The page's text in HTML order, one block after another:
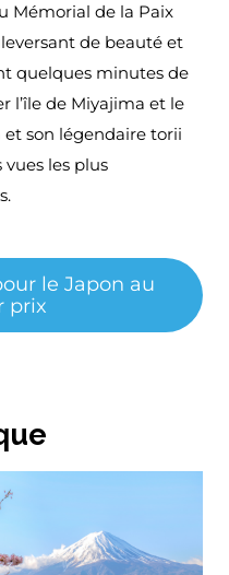
Mémorial de la Paix
de beauté et
quelques minutes de
l’île de Miyajima et le
son légendaire torii
vues les plus
le Japon au
prix